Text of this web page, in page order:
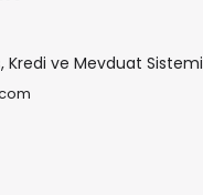
Kredi ve Mevduat Sistemi